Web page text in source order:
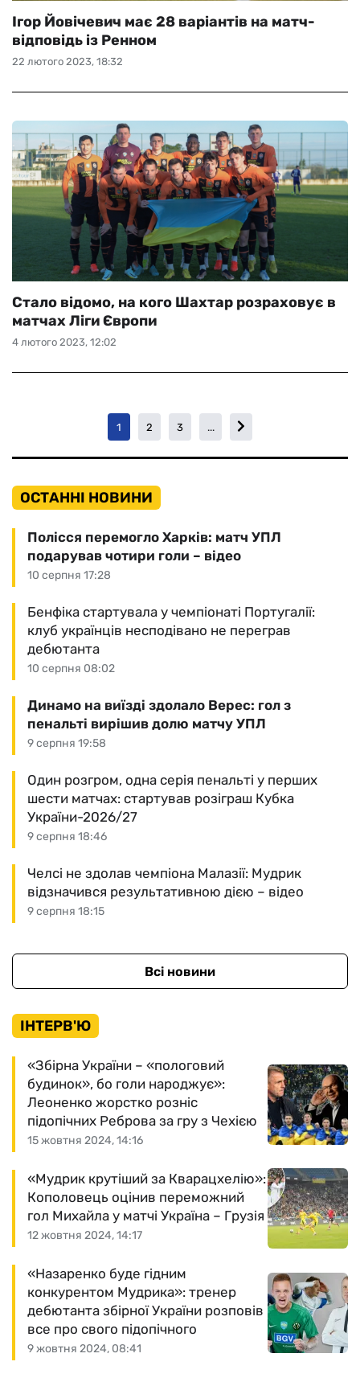
22 лютого 2023, 18:32
Ігор Йовічевич має 28 варіантів на матч-
відповідь із Ренном
4 лютого 2023, 12:02
Стало відомо, на кого Шахтар розраховує в
матчах Ліги Європи
1 2 3 ...
ОСТАННІ НОВИНИ
10 серпня 17:28
Полісся перемогло Харків: матч УПЛ
подарував чотири голи – відео
10 серпня 08:02
Бенфіка стартувала у чемпіонаті Португалії:
клуб українців несподівано не переграв
дебютанта
9 серпня 19:58
Динамо на виїзді здолало Верес: гол з
пенальті вирішив долю матчу УПЛ
9 серпня 18:46
Один розгром, одна серія пенальті у перших
шести матчах: стартував розіграш Кубка
України-2026/27
9 серпня 18:15
Челсі не здолав чемпіона Малазії: Мудрик
відзначився результативною дією – відео
Всі новини
ІНТЕРВ'Ю
15 жовтня 2024, 14:16
«Збірна України – «пологовий
будинок», бо голи народжує»:
Леоненко жорстко розніс
підопічних Реброва за гру з Чехією
12 жовтня 2024, 14:17
«Мудрик крутіший за Кварацхелію»:
Кополовець оцінив переможний
гол Михайла у матчі Україна – Грузія
9 жовтня 2024, 08:41
«Назаренко буде гідним
конкурентом Мудрика»: тренер
дебютанта збірної України розповів
все про свого підопічного